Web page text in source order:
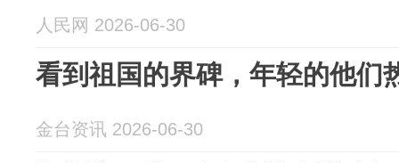
人民网 2026-06-30
看到祖国的界碑，年轻的他们
金台资讯 2026-06-30